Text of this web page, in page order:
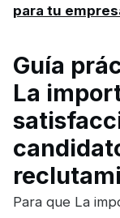
para tu
Guía
La
Para que La